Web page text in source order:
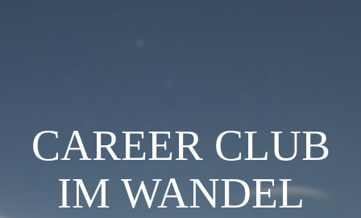
CAREER CLUB
IM WANDEL